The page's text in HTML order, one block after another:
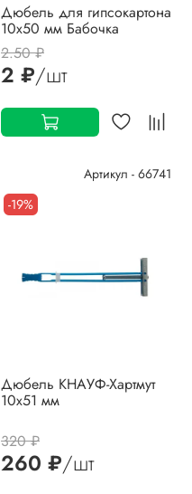
Дюбель для гипсокартона
10х50 мм Бабочка
2.50 ₽
2 ₽/шт
Артикул - 66741
-19%
Дюбель КНАУФ-Хартмут
10х51 мм
320 ₽
260 ₽/шт